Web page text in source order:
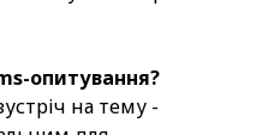
-опитування?
на тему -